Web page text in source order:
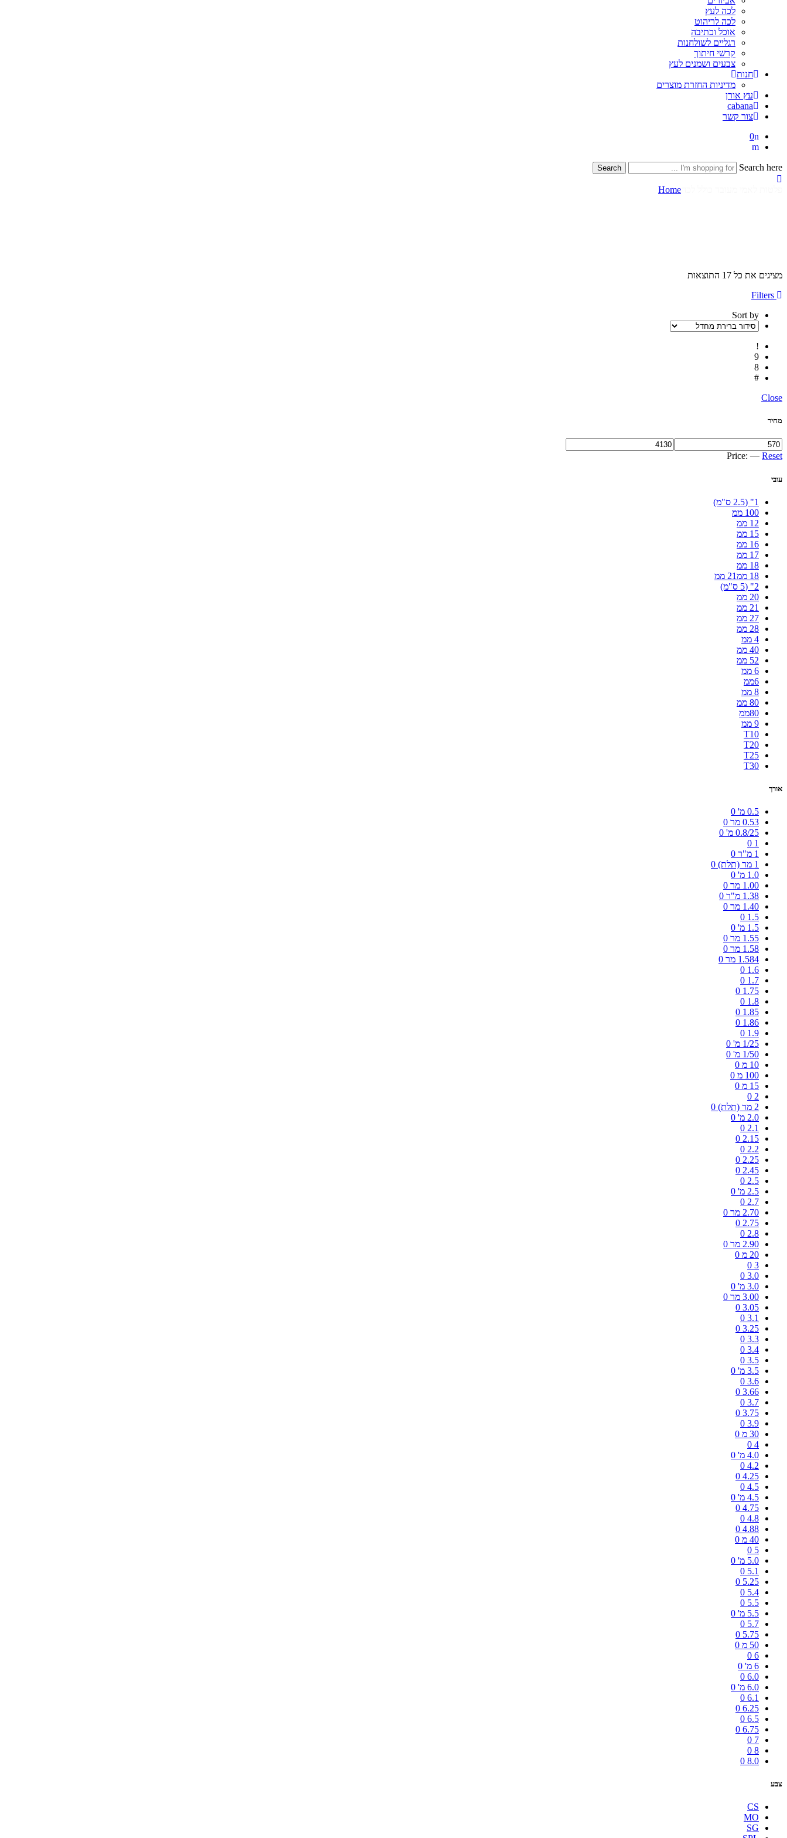
לכה לעץ
לכה לריהוט
אוכל וכתיבה
רגליים לשולחנות
קרשי חיתוך
צבעים ושמנים לעץ
חנות
מדיניות החזרת מוצרים
עץ אורן
cabana
צור קשר
0
Search here
Search
Home
מציגים את כל ⁦17⁩ התוצאות
Sort by
Close
מחיר
Price: — Reset
עובי
1" (2.5 ס"מ)
100 ממ
12 ממ
15 ממ
16 ממ
17 ממ
18 ממ
18 ממ21 ממ
2" (5 ס"מ)
20 ממ
21 ממ
27 ממ
28 ממ
4 ממ
40 ממ
52 ממ
6 ממ
6ממ
8 ממ
80 ממ
80ממ
9 ממ
T10
T20
T25
T30
אורך
0.5 מ'
0
0.53 מר
0
0.8/25 מ'
0
1
0
1 מ"ר
0
1 מר (תלת)
0
1.0 מ'
0
1.00 מר
0
1.38 מ"ר
0
1.40 מר
0
1.5
0
1.5 מ'
0
1.55 מר
0
1.58 מר
0
1.584 מר
0
1.6
0
1.7
0
1.75
0
1.8
0
1.85
0
1.86
0
1.9
0
1/25 מ'
0
1/50 מ'
0
10 מ
0
100 מ
0
15 מ
0
2
0
2 מר (תלת)
0
2.0 מ'
0
2.1
0
2.15
0
2.2
0
2.25
0
2.45
0
2.5
0
2.5 מ'
0
2.7
0
2.70 מר
0
2.75
0
2.8
0
2.90 מר
0
20 מ
0
3
0
3.0
0
3.0 מ'
0
3.00 מר
0
3.05
0
3.1
0
3.25
0
3.3
0
3.4
0
3.5
0
3.5 מ'
0
3.6
0
3.66
0
3.7
0
3.75
0
3.9
0
30 מ
0
4
0
4.0 מ'
0
4.2
0
4.25
0
4.5
0
4.5 מ'
0
4.75
0
4.8
0
4.88
0
40 מ
0
5
0
5.0 מ'
0
5.1
0
5.25
0
5.4
0
5.5
0
5.5 מ'
0
5.7
0
5.75
0
50 מ
0
6
0
6 מ'
0
6.0
0
6.0 מ'
0
6.1
0
6.25
0
6.5
0
6.75
0
7
0
8
0
8.0
0
צבע
CS
MO
SG